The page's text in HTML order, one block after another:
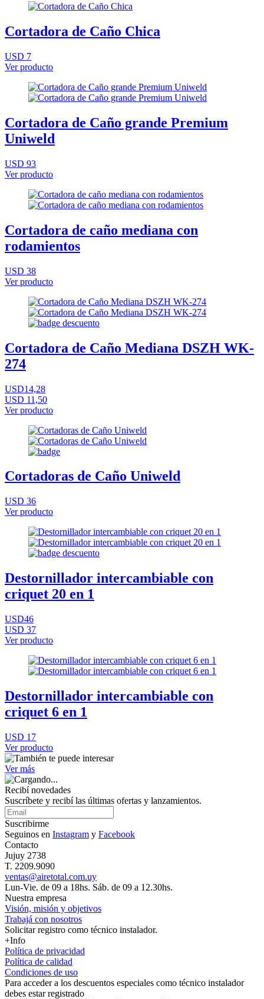
Cortadora de Caño Chica
USD 7
Ver producto
Cortadora de Caño grande Premium
Uniweld
USD 93
Ver producto
Cortadora de caño mediana con
rodamientos
USD 38
Ver producto
Cortadora de Caño Mediana DSZH WK-
274
USD14,28
USD 11,50
Ver producto
Cortadoras de Caño Uniweld
USD 36
Ver producto
Destornillador intercambiable con
criquet 20 en 1
USD46
USD 37
Ver producto
Destornillador intercambiable con
criquet 6 en 1
USD 17
Ver producto
Ver más
Recibí novedades
Suscríbete y recibí las últimas ofertas y lanzamientos.
Suscribirme
Seguinos en Instagram y Facebook
Contacto
Jujuy 2738
T. 2209.9090
ventas@airetotal.com.uy
Lun-Vie. de 09 a 18hs. Sáb. de 09 a 12.30hs.
Nuestra empresa
Visión, misión y objetivos
Trabajá con nosotros
Solicitar registro como técnico instalador.
+Info
Política de privacidad
Política de calidad
Condiciones de uso
Para acceder a los descuentos especiales como técnico instalador
debes estar registrado